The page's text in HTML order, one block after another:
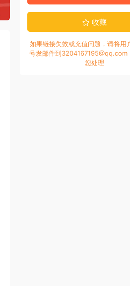
收藏
如果链接失效或充值问题，请将用
号发邮件到3204167195@qq.com
您处理